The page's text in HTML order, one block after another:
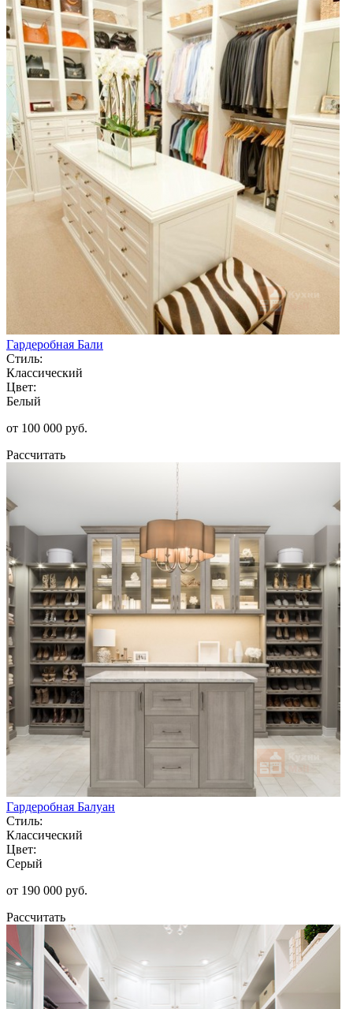
Гардеробная Бали
Стиль:
Классический
Цвет:
Белый
от 100 000 руб.
Рассчитать
Гардеробная Балуан
Стиль:
Классический
Цвет:
Серый
от 190 000 руб.
Рассчитать